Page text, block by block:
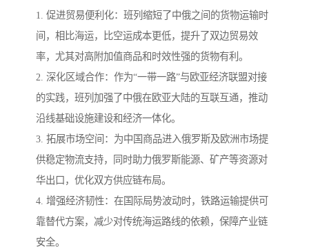
1. 促进贸易便利化：班列缩短了中俄之间的货物运输时
间，相比海运，比空运成本更低，提升了双边贸易效
率，尤其对高附加值商品和时效性强的货物有利。
2. 深化区域合作：作为“一带一路”与欧亚经济联盟对接
的实践，班列加强了中俄在欧亚大陆的互联互通，推动
沿线基础设施建设和经济一体化。
3. 拓展市场空间：为中国商品进入俄罗斯及欧洲市场提
供稳定物流支持，同时助力俄罗斯能源、矿产等资源对
华出口，优化双方供应链布局。
4. 增强经济韧性：在国际局势波动时，铁路运输提供可
靠替代方案，减少对传统海运路线的依赖，保障产业链
安全。